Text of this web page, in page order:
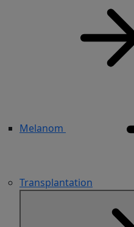
Melanom
Transplantation